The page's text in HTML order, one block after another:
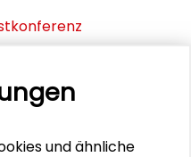
von morgen
und ähnliche